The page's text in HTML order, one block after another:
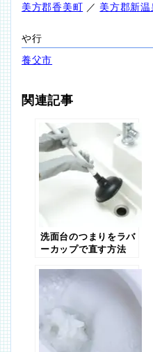
美方郡香美町 ／ 美方郡新温
や行
養父市
関連記事
洗面台のつまりをラバ
ーカップで直す方法